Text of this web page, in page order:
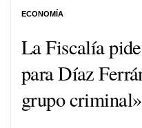
La Fiscalía
para Díaz
grupo criminal»
ECONOMÍA